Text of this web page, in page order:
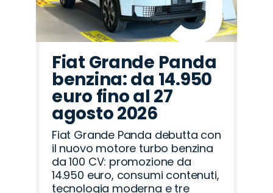
Fiat Grande Panda
benzina: da 14.950
euro fino al 27
agosto 2026
Fiat Grande Panda debutta con
il nuovo motore turbo benzina
da 100 CV: promozione da
14.950 euro, consumi contenuti,
tecnologia moderna e tre